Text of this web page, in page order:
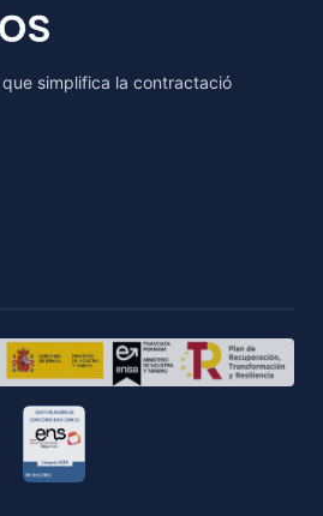
que simplifica la contractació